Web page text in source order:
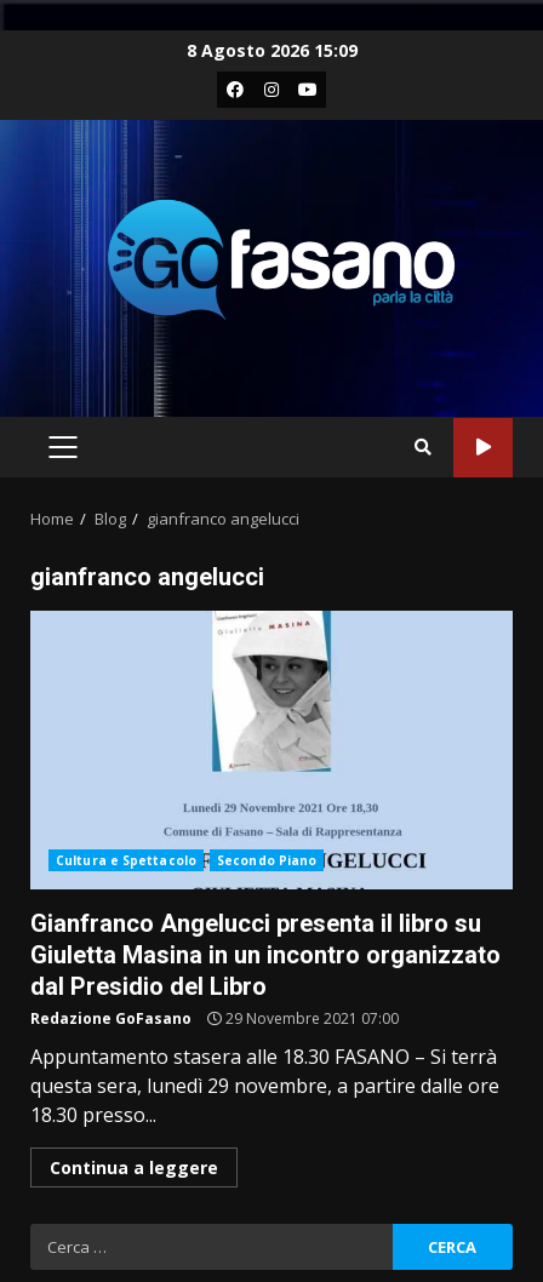
8 Agosto 2026 15:09
Facebook
Instagram
Youtube
PRIMARY
Home Blog gianfranco angelucci
gianfranco angelucci
Cultura e Spettacolo Secondo Piano
Gianfranco Angelucci presenta il libro su
Giuletta Masina in un incontro organizzato
dal Presidio del Libro
Redazione GoFasano 29 Novembre 2021 07:00
Appuntamento stasera alle 18.30 FASANO – Si terrà
questa sera, lunedì 29 novembre, a partire dalle ore
18.30 presso...
Continua a leggere
Ricerca
per: